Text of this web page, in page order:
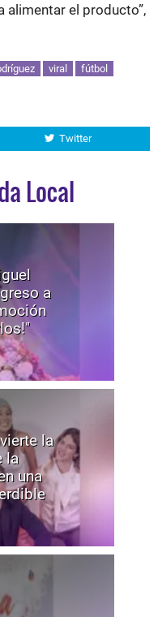
alimentar el producto”,
viral fútbol
Twitter
Local
a
la
la
una